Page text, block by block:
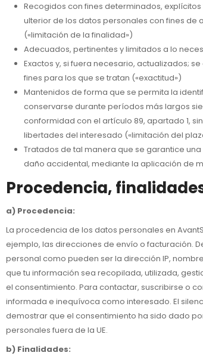
Recogidos con fines determinados,
ulterior de los datos personales con fines de
(«limitación de la finalidad»)
Adecuados, pertinentes y limitados a lo
Exactos y, si fuera necesario, actualizados;
fines para los que se tratan («exactitud»)
Mantenidos de forma que se permita la
conservarse durante períodos más largos
conformidad con el artículo 89, apartado 1,
libertades del interesado («limitación del
Tratados de tal manera que se garantice
daño accidental, mediante la aplicación de
Procedencia,
a) Procedencia:
La procedencia de los datos personales en
ejemplo, las direcciones de envío o facturación.
personal como pueden ser la dirección IP,
que tu información sea recopilada, utilizada,
el consentimiento. Para contactar, suscribirse o
informada e inequívoca como interesado. El
demostrar que el consentimiento ha sido dado
personales fuera de la UE.
b) Finalidades: